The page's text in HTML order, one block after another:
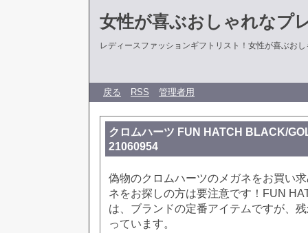
女性が喜ぶおしゃれなプ
レディースファッションギフトリスト！女性が喜ぶお
戻る RSS 管理者用
クロムハーツ FUN HATCH BLACK/
21060954
偽物のクロムハーツのメガネをお買い
ネをお探しの方は要注意です！FUN
は、ブランドの定番アイテムですが、
っています。